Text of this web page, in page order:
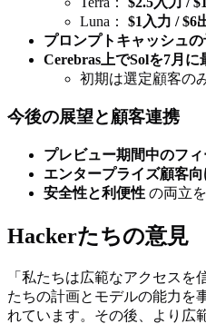
Luna： $1入力 / $6
プロンプトキャッシュ
Cerebras上でSolを7月
初期は選定顧客の
今後の展望と顧客連携
プレビュー期間中のフ
エンタープライズ顧客向
安全性と利便性 の両立
Hackerたちの意見
「私たちは広範なアクセス
たちの計画とモデルの能力を
れています。その後、より広